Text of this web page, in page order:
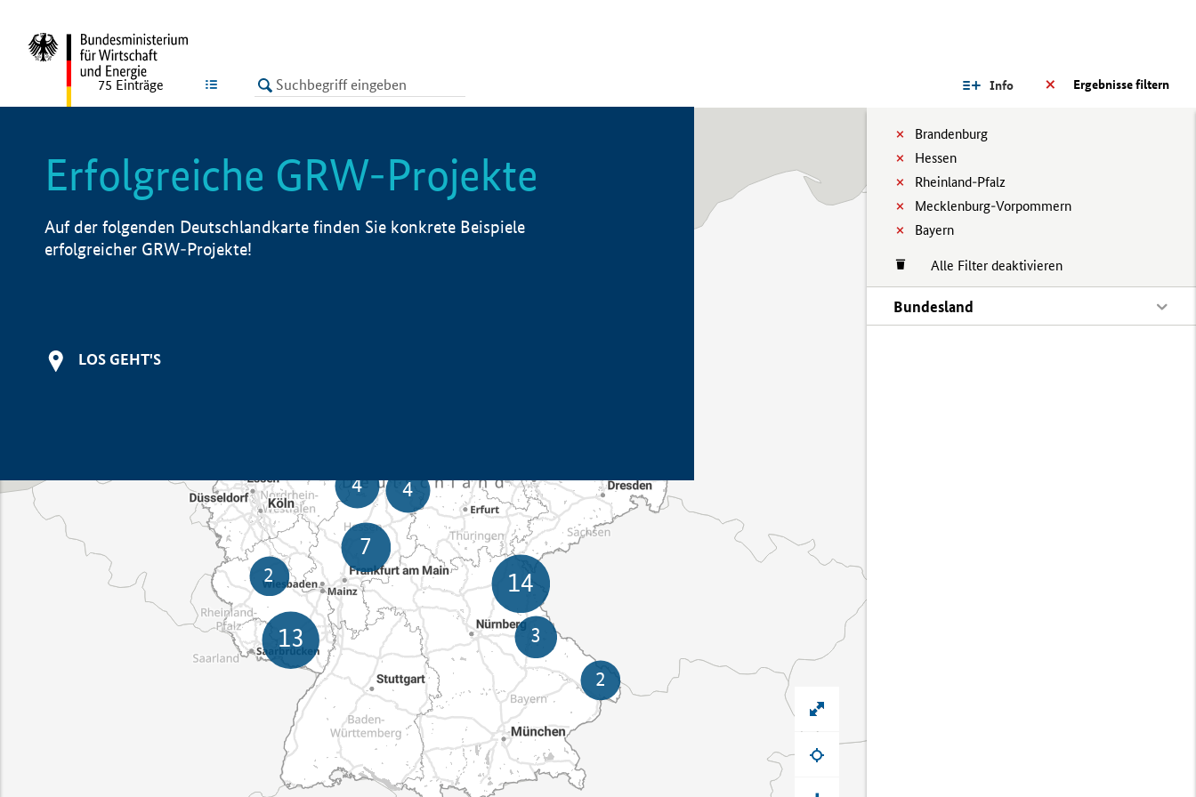
LISTE Ergebnisse filtern
Info
Brandenburg
Hessen
Rheinland-Pfalz
Mecklenburg-Vorpommern
Bayern
Alle Filter deaktivieren
Bundesland
75 Einträge
Erfolgreiche GRW-Projekte
Auf der folgenden Deutschlandkarte finden Sie konkrete Beispiele
erfolgreicher GRW-Projekte!
LOS GEHT'S